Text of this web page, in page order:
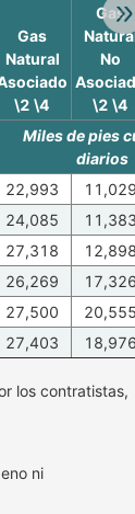
Gas
Natural
\2 \4
Gas
No
\2 \4
Miles de pies
diarios
22,993
24,085
27,318
26,269
27,500
27,403
los contratistas,
ni